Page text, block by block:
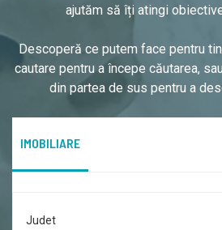
ajutăm să îți atingi
Descoperă ce putem face pentru
cautare pentru a începe căutarea,
din partea de sus pentru a
IMOBILIARE
Judet